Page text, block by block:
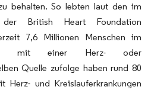
behalten. So lebten laut den im
British Heart Foundation
7,6 Millionen Menschen im
mit einer Herz- oder
Quelle zufolge haben rund 80
Herz- und Kreislauferkrankungen